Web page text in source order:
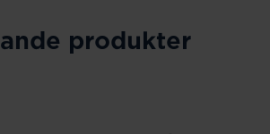
produkter